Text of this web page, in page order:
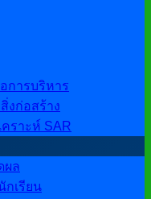
การบริหาร
งก่อสร้าง
คราะห์ SAR
ผล
กเรียน